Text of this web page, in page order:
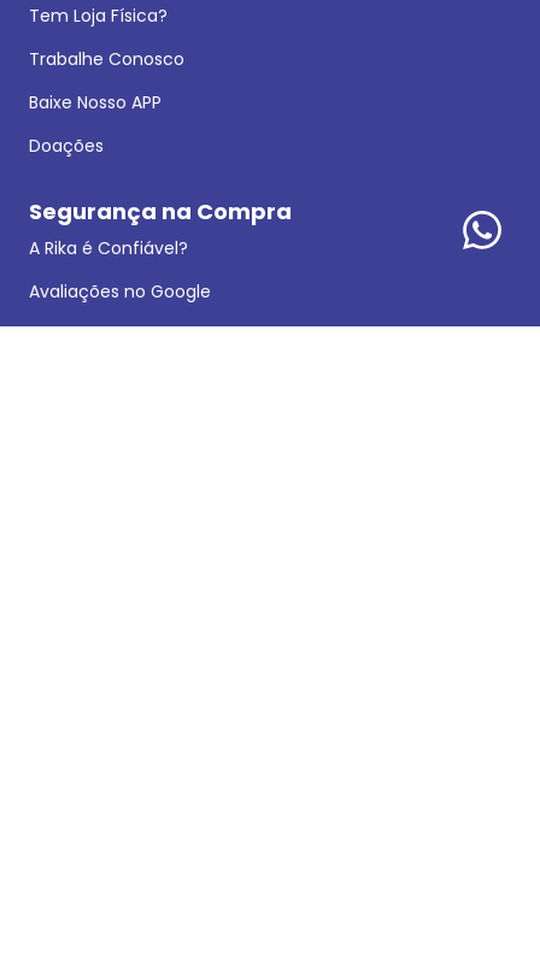
Tem Loja Física?
Trabalhe Conosco
Baixe Nosso APP
Doações
Segurança na Compra
A Rika é Confiável?
Avaliações no Google